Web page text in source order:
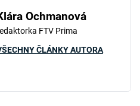
Ochmanová
FTV Prima
ČLÁNKY AUTORA